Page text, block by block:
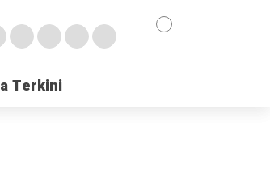
Terkini
Terkini